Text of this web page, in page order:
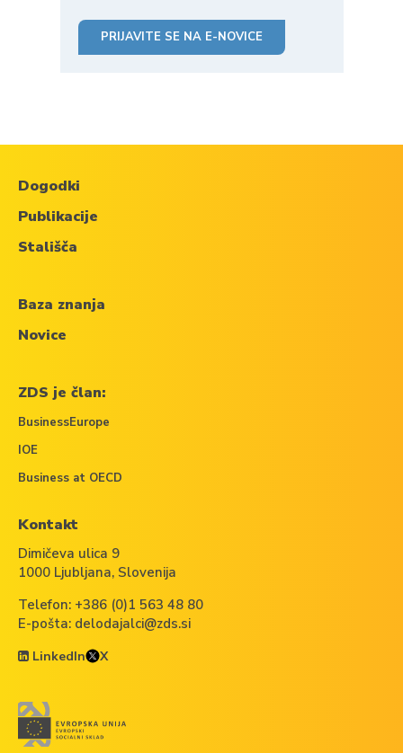
PRIJAVITE SE NA E-NOVICE
Dogodki
Publikacije
Stališča
Baza znanja
Novice
ZDS je član:
BusinessEurope
IOE
Business at OECD
Kontakt
Dimičeva ulica 9
1000 Ljubljana, Slovenija
Telefon: +386 (0)1 563 48 80
E-pošta: delodajalci@zds.si
LinkedIn X